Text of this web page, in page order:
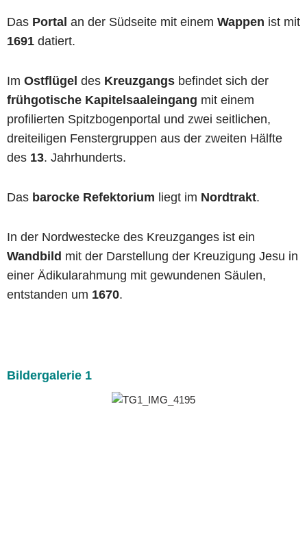
Das Portal an der Südseite mit einem Wappen ist mit
1691 datiert.
Im Ostflügel des Kreuzgangs befindet sich der
frühgotische Kapitelsaaleingang mit einem
profilierten Spitzbogenportal und zwei seitlichen,
dreiteiligen Fenstergruppen aus der zweiten Hälfte
des 13. Jahrhunderts.
Das barocke Refektorium liegt im Nordtrakt.
In der Nordwestecke des Kreuzganges ist ein
Wandbild mit der Darstellung der Kreuzigung Jesu in
einer Ädikularahmung mit gewundenen Säulen,
entstanden um 1670.
Bildergalerie 1